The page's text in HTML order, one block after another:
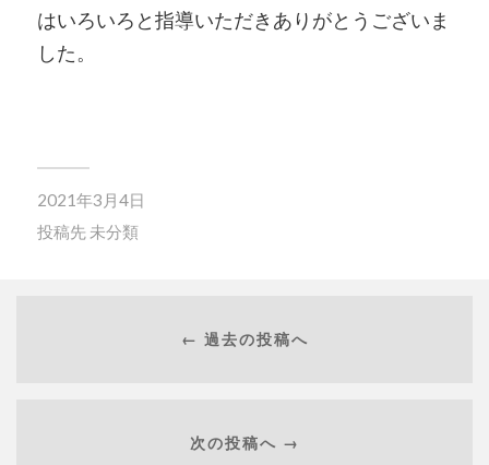
はいろいろと指導いただきありがとうございま
した。
2021年3月4日
投稿先 未分類
← 過去の投稿へ
次の投稿へ →